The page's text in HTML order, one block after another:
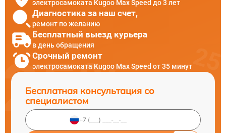
электросамоката Kugoo Max Speed до 3 лет
Диагностика за наш счет,
ремонт по желанию
Бесплатный выезд курьера
в день обращения
Срочный ремонт
электросамоката Kugoo Max Speed от 35 минут
Бесплатная консультация со
специалистом